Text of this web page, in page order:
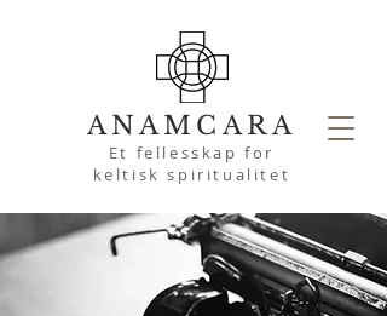
ANAMCARA
Et fellesskap for
keltisk spiritualitet